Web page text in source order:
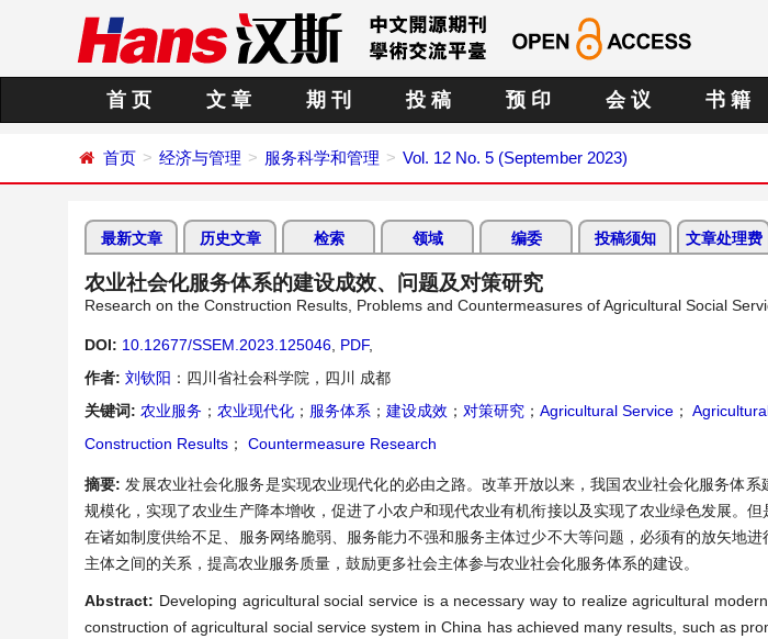
首 页 文 章 期 刊 投 稿 预 印 会 议 书 籍
首页 经济与管理 服务科学和管理 Vol. 12 No. 5 (September 2023)
最新文章 历史文章 检索 领域 编委 投稿须知 文章处理费
农业社会化服务体系的建设成效、问题及对策研究
Research on the Construction Results, Problems and Countermeasures of Agricultural Social
DOI: 10.12677/SSEM.2023.125046 PDF,
作者: 刘钦阳 ：四川省社会科学院，四川 成都
关键词: 农业服务 ； 农业现代化 ； 服务体系 ； 建设成效 ； 对策研究 ； Agricultural Service ；
Construction Results ； Countermeasure Research
摘要: 发展农业社会化服务是实现农业现代化的必由之路。改革开放以来，我国农业社会化服务体
规模化，实现了农业生产降本增收，促进了小农户和现代农业有机衔接以及实现了农业绿色发展。
在诸如制度供给不足、服务网络脆弱、服务能力不强和服务主体过少不大等问题，必须有的放矢地
主体之间的关系，提高农业服务质量，鼓励更多社会主体参与农业社会化服务体系的建设。
Abstract: Developing agricultural social service is a necessary way to realize agricultural
construction of agricultural social service system in China has achieved many results, such as